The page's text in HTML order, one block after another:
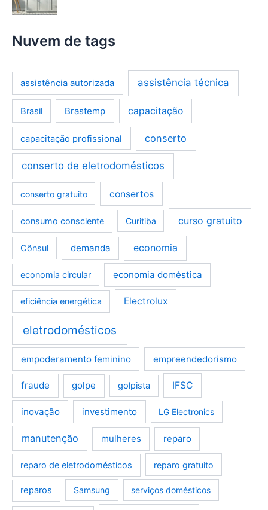
Nuvem de tags
assistência autorizada assistência técnica
Brasil Brastemp capacitação
capacitação profissional conserto
conserto de eletrodomésticos
conserto gratuito consertos
consumo consciente Curitiba curso gratuito
Cônsul demanda economia
economia circular economia doméstica
eficiência energética Electrolux
eletrodomésticos
empoderamento feminino empreendedorismo
fraude golpe golpista IFSC
inovação investimento LG Electronics
manutenção mulheres reparo
reparo de eletrodomésticos reparo gratuito
reparos Samsung serviços domésticos